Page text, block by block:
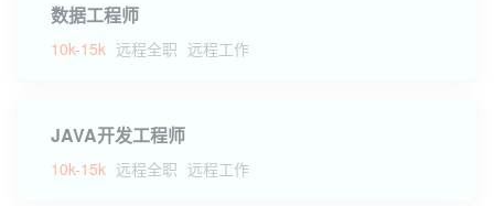
数据工程师
10k-15k 远程全职 远程工作
JAVA开发工程师
10k-15k 远程全职 远程工作